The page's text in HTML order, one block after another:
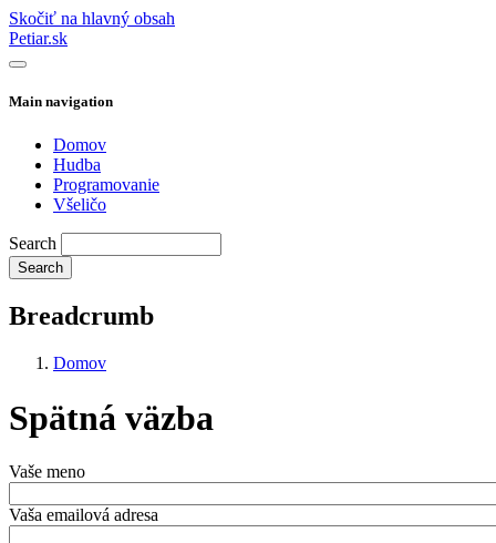
Skočiť na hlavný obsah
Petiar.sk
Main navigation
Domov
Hudba
Programovanie
Všeličo
Search
Breadcrumb
Domov
Spätná väzba
Vaše meno
Vaša emailová adresa